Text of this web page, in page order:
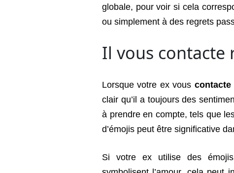
globale, pour voir si cela
ou simplement à des regrets
Il vous contacte
Lorsque votre ex vous contacte
clair qu’il a toujours des
à prendre en compte, tels que
d’émojis peut être significative
Si votre ex utilise des